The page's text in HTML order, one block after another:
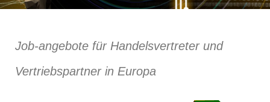
Job-angebote für Handelsvertreter und
Vertriebspartner in Europa